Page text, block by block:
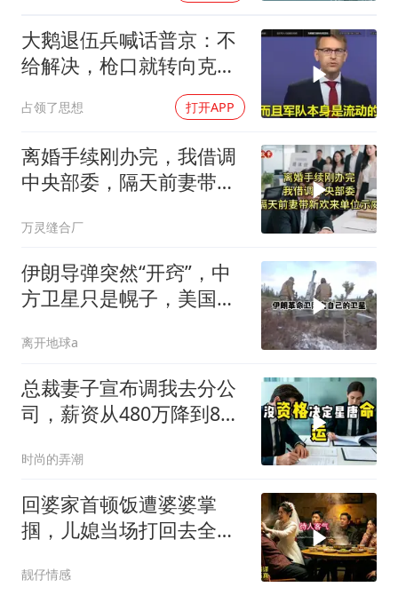
大鹅退伍兵喊话普京：不
给解决，枪口就转向克里
占领了思想 打开APP
离婚手续刚办完，我借调
中央部委，隔天前妻带新
万灵缝合厂
伊朗导弹突然“开窍”，中
方卫星只是幌子，美国真
离开地球a
总裁妻子宣布调我去分公
司，薪资从480万降到8
时尚的弄潮
回婆家首顿饭遭婆婆掌
掴，儿媳当场打回去全家
靓仔情感